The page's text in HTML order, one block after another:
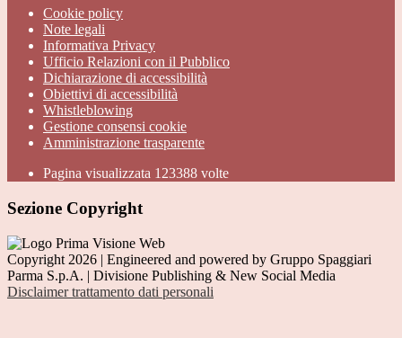
Cookie policy
Note legali
Informativa Privacy
Ufficio Relazioni con il Pubblico
Dichiarazione di accessibilità
Obiettivi di accessibilità
Whistleblowing
Gestione consensi cookie
Amministrazione trasparente
Pagina visualizzata 123388 volte
Sezione Copyright
Copyright 2026 | Engineered and powered by Gruppo Spaggiari
Parma S.p.A. | Divisione Publishing & New Social Media
Disclaimer trattamento dati personali